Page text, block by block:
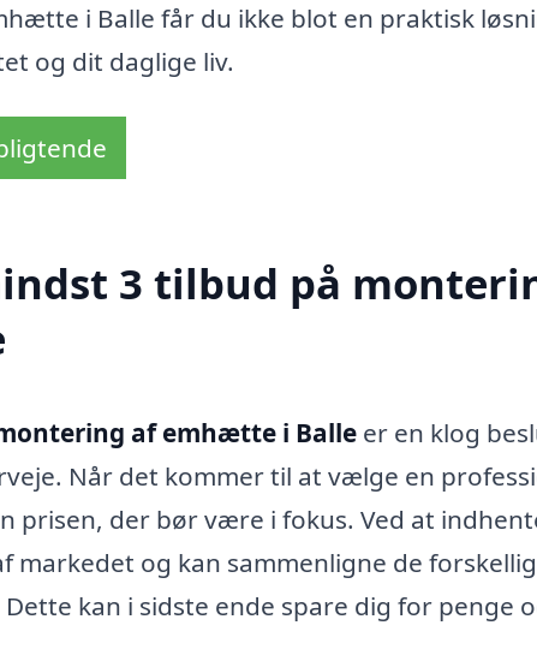
i Balle får du ikke blot en praktisk
og dit daglige liv.
3 tilbud på
af emhætte i Balle er en klog
Når det kommer til at vælge en
prisen, der bør være i fokus. Ved at
markedet og kan sammenligne de
kan i sidste ende spare dig for penge